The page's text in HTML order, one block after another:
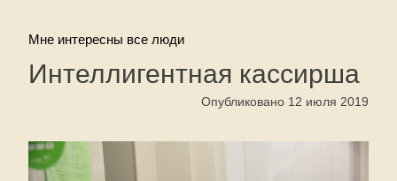
Мне интересны все люди
Интеллигентная кассирша
Опубликовано 12 июля 2019